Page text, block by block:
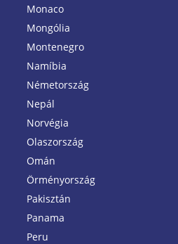
Monaco
Mongólia
Montenegro
Namíbia
Németország
Nepál
Norvégia
Olaszország
Omán
Örményország
Pakisztán
Panama
Peru